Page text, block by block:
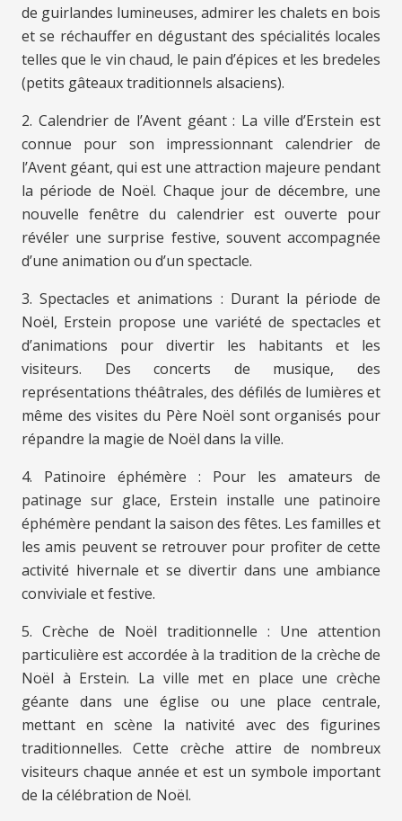
de guirlandes lumineuses, admirer les chalets en bois
et se réchauffer en dégustant des spécialités locales
telles que le vin chaud, le pain d’épices et les bredeles
(petits gâteaux traditionnels alsaciens).
2. Calendrier de l’Avent géant : La ville d’Erstein est
connue pour son impressionnant calendrier de
l’Avent géant, qui est une attraction majeure pendant
la période de Noël. Chaque jour de décembre, une
nouvelle fenêtre du calendrier est ouverte pour
révéler une surprise festive, souvent accompagnée
d’une animation ou d’un spectacle.
3. Spectacles et animations : Durant la période de
Noël, Erstein propose une variété de spectacles et
d’animations pour divertir les habitants et les
visiteurs. Des concerts de musique, des
représentations théâtrales, des défilés de lumières et
même des visites du Père Noël sont organisés pour
répandre la magie de Noël dans la ville.
4. Patinoire éphémère : Pour les amateurs de
patinage sur glace, Erstein installe une patinoire
éphémère pendant la saison des fêtes. Les familles et
les amis peuvent se retrouver pour profiter de cette
activité hivernale et se divertir dans une ambiance
conviviale et festive.
5. Crèche de Noël traditionnelle : Une attention
particulière est accordée à la tradition de la crèche de
Noël à Erstein. La ville met en place une crèche
géante dans une église ou une place centrale,
mettant en scène la nativité avec des figurines
traditionnelles. Cette crèche attire de nombreux
visiteurs chaque année et est un symbole important
de la célébration de Noël.